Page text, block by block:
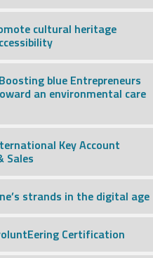
cultural heritage
Boosting blue Entrepreneurs
an environmental care
Key Account
Sales
strands in the digital age
Certification